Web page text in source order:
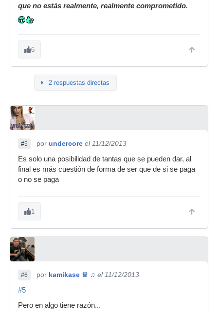
que no estás realmente, realmente comprometido.
6
2 respuestas directas
#5 por undercore el 11/12/2013
Es solo una posibilidad de tantas que se pueden dar, al
final es más cuestión de forma de ser que de si se paga
o no se paga
1
#6 por kamikase ♕ ♫ el 11/12/2013
#5
Pero en algo tiene razón...